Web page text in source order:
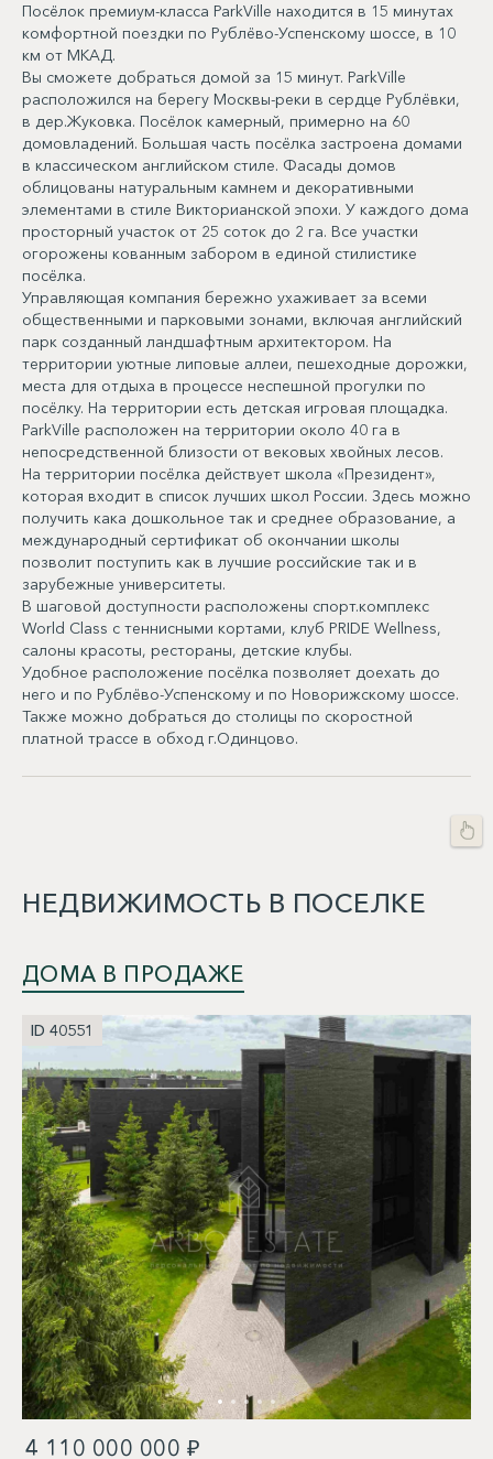
Посёлок премиум-класса ParkVille находится в 15 минутах
комфортной поездки по Рублёво-Успенскому шоссе, в 10
км от МКАД.
Вы сможете добраться домой за 15 минут. ParkVille
расположился на берегу Москвы-реки в сердце Рублёвки,
в дер.Жуковка. Посёлок камерный, примерно на 60
домовладений. Большая часть посёлка застроена домами
в классическом английском стиле. Фасады домов
облицованы натуральным камнем и декоративными
элементами в стиле Викторианской эпохи. У каждого дома
просторный участок от 25 соток до 2 га. Все участки
огорожены кованным забором в единой стилистике
посёлка.
Управляющая компания бережно ухаживает за всеми
общественными и парковыми зонами, включая английский
парк созданный ландшафтным архитектором. На
территории уютные липовые аллеи, пешеходные дорожки,
места для отдыха в процессе неспешной прогулки по
посёлку. На территории есть детская игровая площадка.
ParkVille расположен на территории около 40 га в
непосредственной близости от вековых хвойных лесов.
На территории посёлка действует школа «Президент»,
которая входит в список лучших школ России. Здесь можно
получить кака дошкольное так и среднее образование, а
международный сертификат об окончании школы
позволит поступить как в лучшие российские так и в
зарубежные университеты.
В шаговой доступности расположены спорт.комплекс
World Class с теннисными кортами, клуб PRIDE Wellness,
салоны красоты, рестораны, детские клубы.
Удобное расположение посёлка позволяет доехать до
него и по Рублёво-Успенскому и по Новорижскому шоссе.
Также можно добраться до столицы по скоростной
платной трассе в обход г.Одинцово.
НЕДВИЖИМОСТЬ В ПОСЕЛКЕ
ДОМА В ПРОДАЖЕ
ID 40551
4 110 000 000 ₽